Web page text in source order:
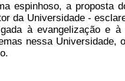
espinhoso, a proposta
da Universidade -
à evangelização e
nessa Universidade,